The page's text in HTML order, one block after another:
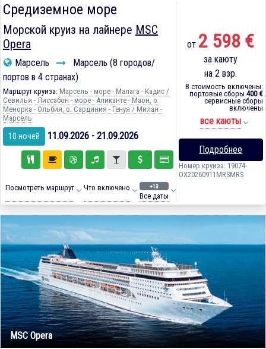
Средиземное море
Морской круиз на лайнере MSC
Opera
Марсель
Марсель (8 городов/
портов в 4 странах)
Маршрут круиза: Марсель - море - Малага - Кадиc /
Севилья - Лиссабон - море - Аликанте - Маон, о.
Менорка - Ольбия, о. Сардиния - Генуя / Милан -
Марсель
10 ночей 11.09.2026 - 21.09.2026
Посмотреть маршрут Что включено +13
Все даты
от 2 598 €
за каюту
на 2 взр.
В стоимость включены:
портовые сборы 400 €
сервисные сборы
включены
все каюты
Подробнее
Номер круиза: 19074-
OX20260911MRSMRS
MSC Opera